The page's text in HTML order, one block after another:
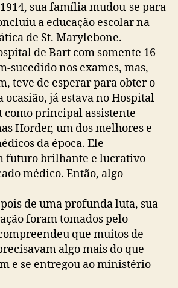
sua família mudou-se para
a educação escolar na
de St. Marylebone.
de Bart com somente 16
sucedido nos exames, mas,
teve de esperar para obter o
ocasião, já estava no Hospital
como principal assistente
Horder, um dos melhores e
da época. Ele
futuro brilhante e lucrativo
médico. Então, algo
de uma profunda luta, sua
foram tomados pelo
que muitos de
algo mais do que
e se entregou ao ministério